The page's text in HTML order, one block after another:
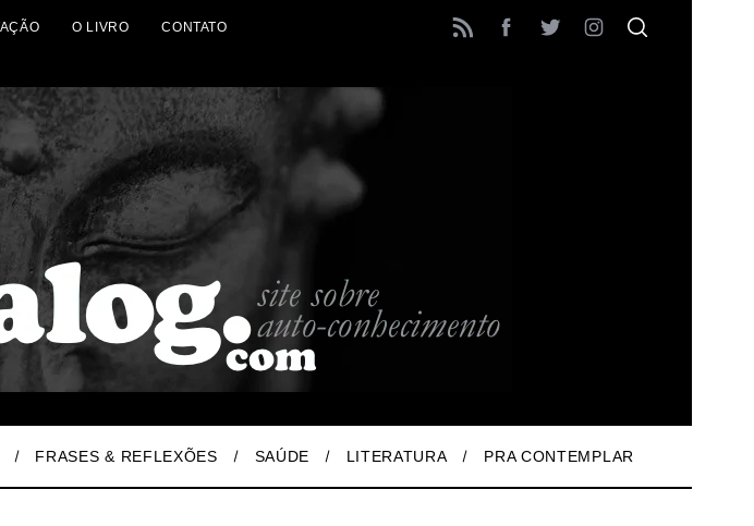
O LIVRO CONTATO
FRASES & REFLEXÕES SAÚDE LITERATURA PRA CONTEMPLAR